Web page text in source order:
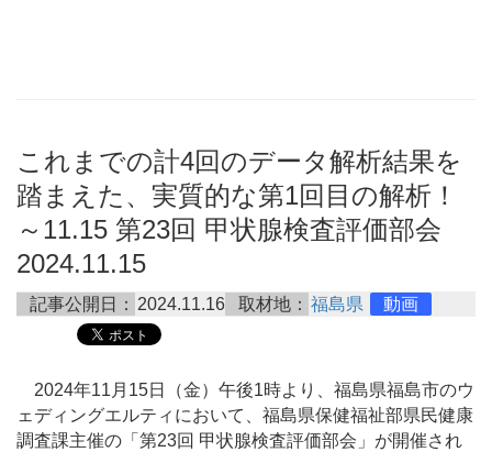
これまでの計4回のデータ解析結果を
踏まえた、実質的な第1回目の解析！
～11.15 第23回 甲状腺検査評価部会
2024.11.15
記事公開日： 2024.11.16 取材地： 福島県 動画
2024年11月15日（金）午後1時より、福島県福島市のウ
ェディングエルティにおいて、福島県保健福祉部県民健康
調査課主催の「第23回 甲状腺検査評価部会」が開催され